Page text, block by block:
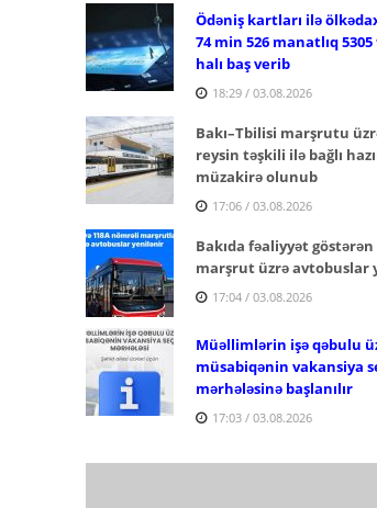
Ödəniş kartları ilə
74 min 526 manatlıq 5305
halı baş verib
18:29 / 03.08.2026
Bakı–Tbilisi marşrutu
reysin təşkili ilə bağlı
müzakirə olunub
17:06 / 03.08.2026
Bakıda fəaliyyət
marşrut üzrə avtobuslar
17:04 / 03.08.2026
Müəllimlərin işə qəbulu
müsabiqənin vakansiya
mərhələsinə başlanılır
17:03 / 03.08.2026